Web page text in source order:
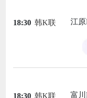
18:30 韩K联 江原
18:30 韩K联 富川